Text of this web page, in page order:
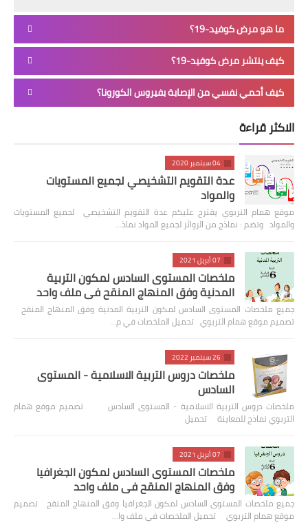
ما هو مرض كوفيد-19؟
كيف ينتشر مرض كوفيد-19؟
كيف أحمي نفسي من الإصابة بفيروس الكورونا؟
الاكثر قراءة
04 سبتمبر 2020
عدة التقويم التشخيصي لجميع المستويات
والمواد
موقع همام التربوي يقترح عليكم عدة التقويم التشخيصي لجميع المستويات
والمواد وتضم : نماذج من الروائز لجميع المواد نماذ…
07 أبريل 2021
ملخصات المستوى السادس لمكون التربية
المدنية وفق المنهاج المنقح في ملف واحد
جميع ملخصات المستوى السادس لمكون التربية المدنية وفق المنهاج المنقح
تصميم موقع همام التربوي تحميل الملخصات في م…
26 سبتمبر 2022
ملخصات دروس التربية الاسلامية - المستوى
السادس
ملخصات دروس التربية الاسلامية - المستوى السادس تصميم موقع همام
التربوي نماذج للمعاينة تحميل
07 أبريل 2021
ملخصات المستوى السادس لمكون الجغرافيا
وفق المنهاج المنقح في ملف واحد
جميع ملخصات المستوى السادس لمكون الجغرافيا وفق المنهاج المنقح تصميم
موقع همام التربوي تحميل الملخصات في ملف وا…